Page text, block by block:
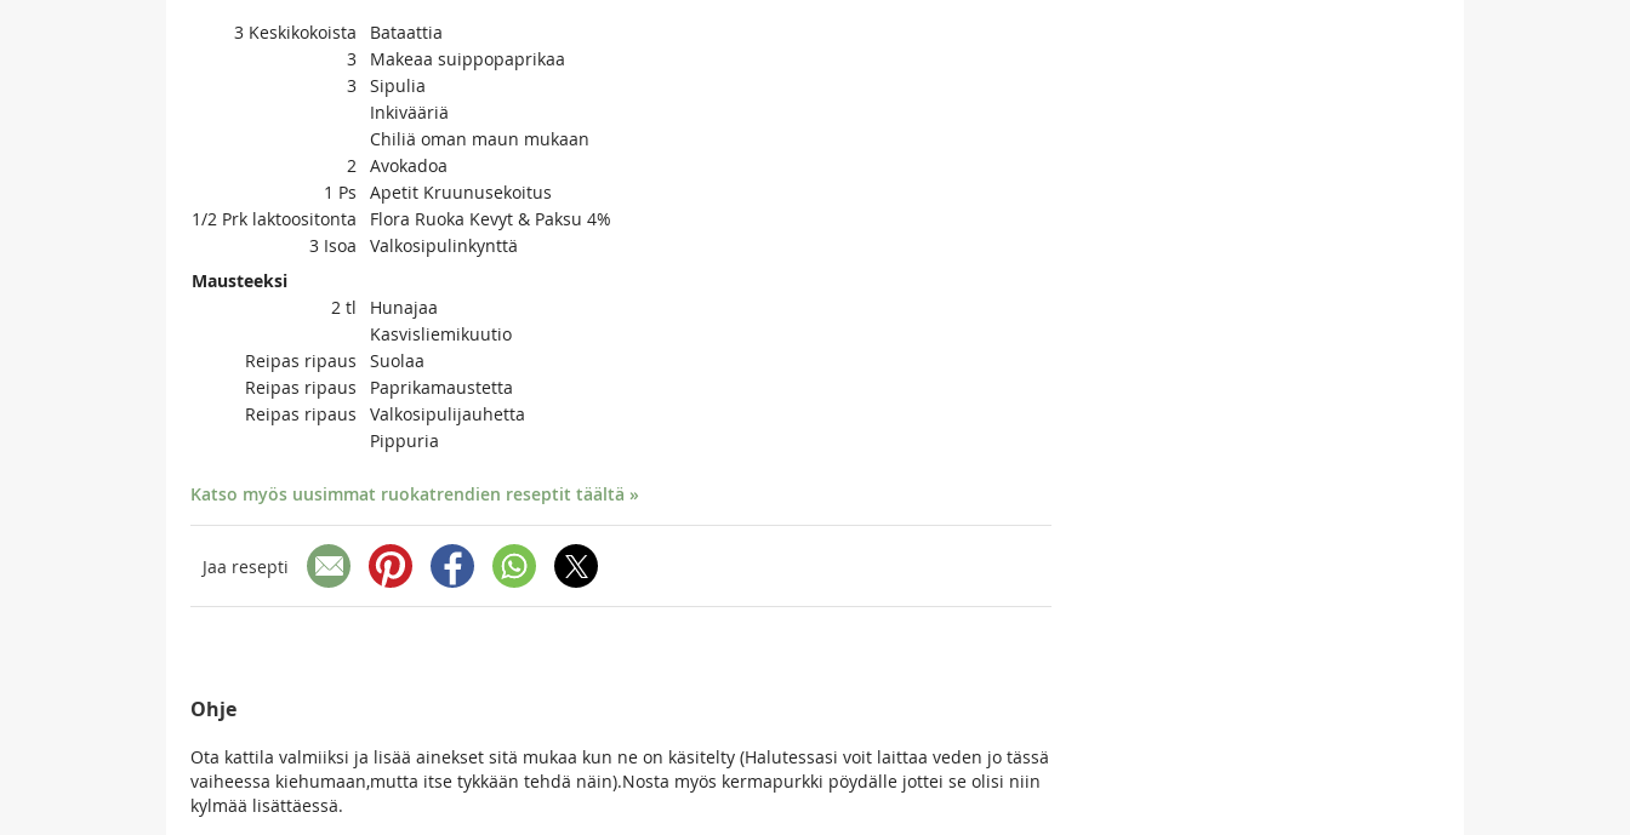
3 Keskikokoista
Bataattia
3
Makeaa suippopaprikaa
3 Sipulia
Inkivääriä
Chiliä oman maun mukaan
2 Avokadoa
1 Ps
Apetit Kruunusekoitus
1/2 Prk laktoositonta
Flora Ruoka Kevyt & Paksu 4%
3 Isoa
Valkosipulinkynttä
Mausteeksi
2 tl
Hunajaa
Kasvisliemikuutio
Reipas ripaus
Suolaa
Reipas ripaus
Paprikamaustetta
Reipas ripaus
Valkosipulijauhetta
Pippuria
Katso myös uusimmat ruokatrendien reseptit täältä »
Jaa resepti
Ohje
Ota kattila valmiiksi ja lisää ainekset sitä mukaa kun ne on käsitelty (Halutessasi voit laittaa veden jo tässä
vaiheessa kiehumaan,mutta itse tykkään tehdä näin).Nosta myös kermapurkki pöydälle jottei se olisi niin
kylmää lisättäessä.